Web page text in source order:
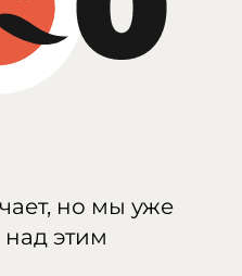
но мы уже
этим